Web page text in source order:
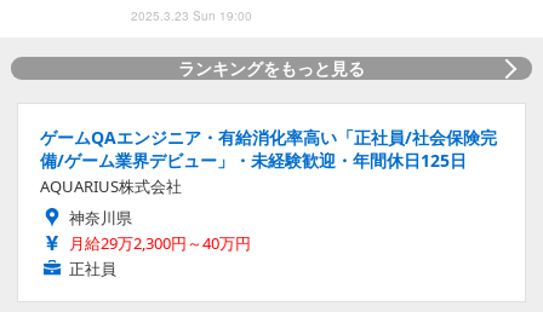
2025.3.23 Sun 19:00
ランキングをもっと見る
ゲームQAエンジニア・有給消化率高い「正社員/社会保険完
備/ゲーム業界デビュー」・未経験歓迎・年間休日125日
AQUARIUS株式会社
神奈川県
月給29万2,300円～40万円
正社員